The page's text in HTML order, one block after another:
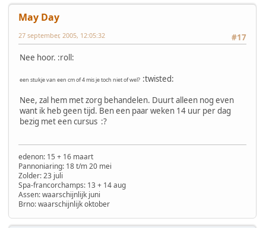
May Day
#17
27 september, 2005, 12:05:32
Nee hoor. :roll:
een stukje van een cm of 4 mis je toch niet of wel? :twisted:
Nee, zal hem met zorg behandelen. Duurt alleen nog even
want ik heb geen tijd. Ben een paar weken 14 uur per dag
bezig met een cursus :?
edenon: 15 + 16 maart
Pannoniaring: 18 t/m 20 mei
Zolder: 23 juli
Spa-francorchamps: 13 + 14 aug
Assen: waarschijnlijk juni
Brno: waarschijnlijk oktober